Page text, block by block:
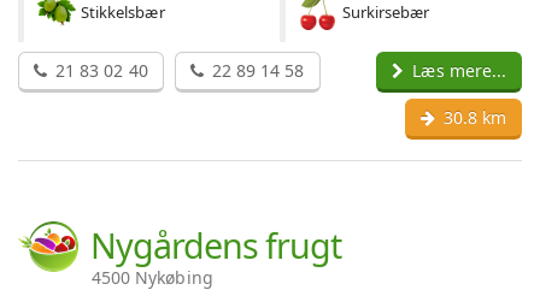
Stikkelsbær Surkirsebær
21 83 02 40 22 89 14 58 Læs mere...
30.8 km
Nygårdens frugt
4500 Nykøbing